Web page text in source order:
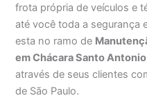
frota própria de veículos e
até você toda a segurança
esta no ramo de
em Chácara Santo Antonio
através de seus clientes
de São Paulo.